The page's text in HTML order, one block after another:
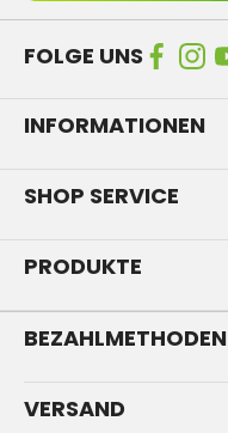
FOLGE UNS
INFORMATIONEN
SHOP SERVICE
PRODUKTE
BEZAHLMETHODEN
VERSAND